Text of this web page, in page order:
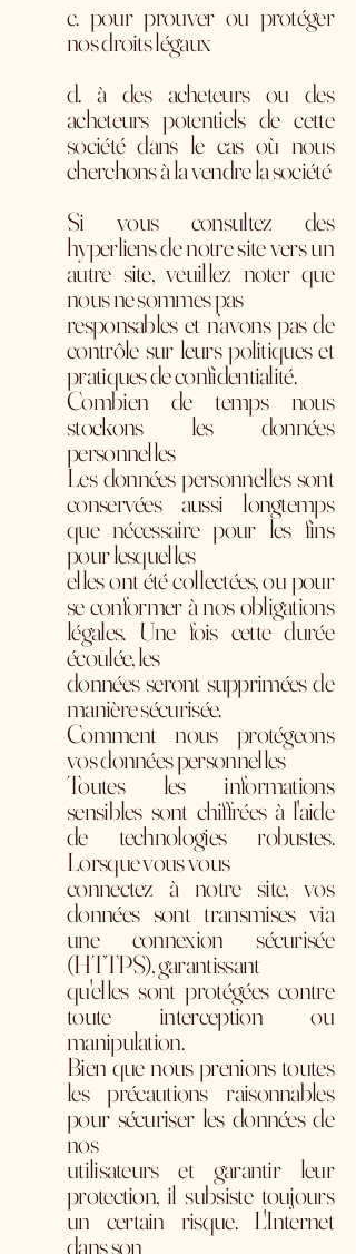
c. pour prouver ou protéger
nos droits légaux
d. à des acheteurs ou des
acheteurs potentiels de cette
société dans le cas où nous
cherchons à la vendre la société
Si vous consultez des
hyperliens de notre site vers un
autre site, veuillez noter que
nous ne sommes pas
responsables et n’avons pas de
contrôle sur leurs politiques et
pratiques de confidentialité.
Combien de temps nous
stockons les données
personnelles
Les données personnelles sont
conservées aussi longtemps
que nécessaire pour les fins
pour lesquelles
elles ont été collectées, ou pour
se conformer à nos obligations
légales. Une fois cette durée
écoulée, les
données seront supprimées de
manière sécurisée.
Comment nous protégeons
vos données personnelles
Toutes les informations
sensibles sont chiffrées à l'aide
de technologies robustes.
Lorsque vous vous
connectez à notre site, vos
données sont transmises via
une connexion sécurisée
(HTTPS), garantissant
qu'elles sont protégées contre
toute interception ou
manipulation.
Bien que nous prenions toutes
les précautions raisonnables
pour sécuriser les données de
nos
utilisateurs et garantir leur
protection, il subsiste toujours
un certain risque. L'Internet
dans son